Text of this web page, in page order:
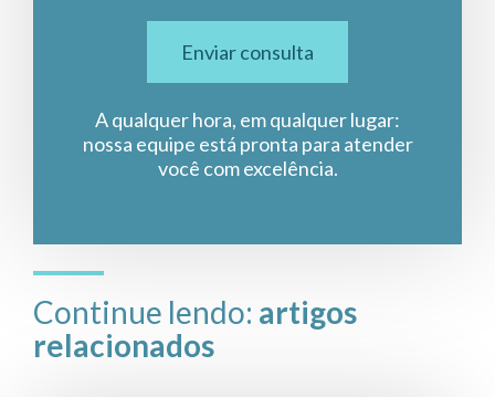
Enviar consulta
A qualquer hora, em qualquer lugar:
nossa equipe está pronta para atender
você com excelência.
Continue lendo: artigos
relacionados